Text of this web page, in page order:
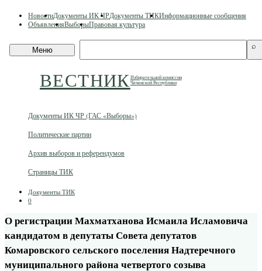
content
НовостиДокументы ИК ЧРДокументы ТИКИнформационные сообщения
ОбъявленияВыборыПравовая культура
Меню
ВЕСТНИКИзбирательной комиссии
Чеченской Республики
сайту
⌕
Документы ИК ЧР (ГАС «Выборы»)
Политические партии
Архив выборов и референдумов
Страницы ТИК
Документы ТИК
0
О регистрации Махматханова Исмаила Исламовича
кандидатом в депутаты Совета депутатов
Комаровского сельского поселения Надтеречного
муниципального района четвертого созыва